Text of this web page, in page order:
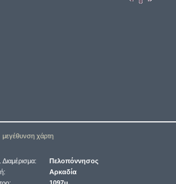
μεγέθυνση χάρτη
Πελοπόννησος
Αρκαδία